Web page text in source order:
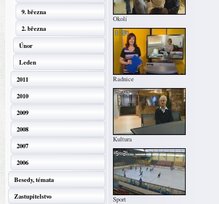
9. března
2. března
Únor
Leden
2011
2010
2009
2008
2007
2006
Besedy, témata
Zastupitelstvo
Okolí
Radnice
Kultura
Sport